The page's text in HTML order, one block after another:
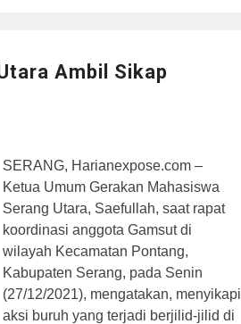
Ambil Sikap
SERANG, Harianexpose.com –
Ketua Umum Gerakan Mahasiswa
Serang Utara, Saefullah, saat rapat
koordinasi anggota Gamsut di
wilayah Kecamatan Pontang,
Kabupaten Serang, pada Senin
(27/12/2021), mengatakan, menyikapi
aksi buruh yang terjadi berjilid-jilid di